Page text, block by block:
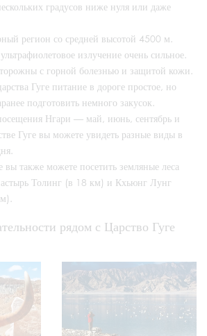
градусов ниже нуля или даже
регион со средней высотой 4500 м.
излучение очень сильное.
с горной болезнью и защитой кожи.
Гуге питание в дороге простое, но
подготовить немного закусок.
Нгари — май, июнь, сентябрь и
Гуге вы можете увидеть разные виды в
вы также можете посетить земляные леса
Толинг (в 18 км) и Кхьюнг Лунг
рядом с Царство Гуге